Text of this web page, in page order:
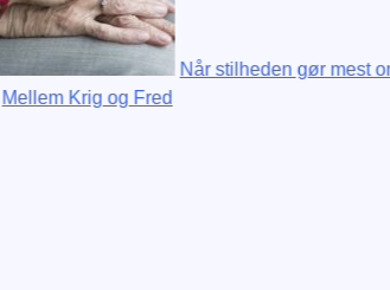
Når stilheden gør mest ondt
Krig og Fred